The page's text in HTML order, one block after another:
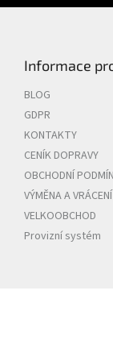
Informace
BLOG
GDPR
KONTAKTY
CENÍK DOPRAVY
OBCHODNÍ
VÝMĚNA A
VELKOOBCHOD
Provizní systém